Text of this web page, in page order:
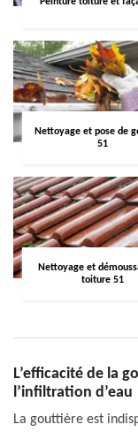
Nettoyage et pose de
51
Nettoyage et
toiture 51
L’efficacité de la
l’infiltration d’eau
La gouttière est